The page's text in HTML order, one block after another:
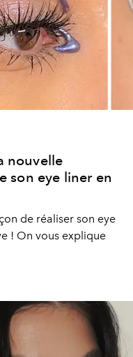
nouvelle
son eye liner en
de réaliser son eye
! On vous explique